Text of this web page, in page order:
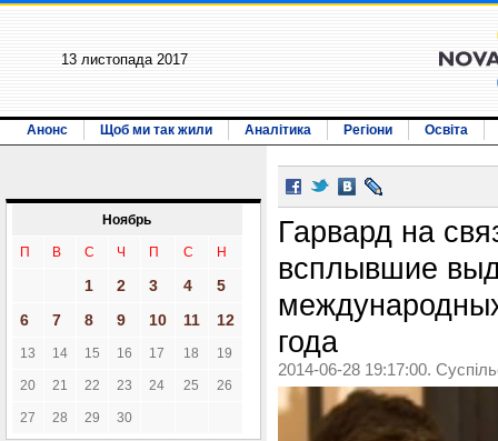
13 листопада 2017
Анонс Щоб ми так жили Аналітика Регіони Освіта
Ноябрь
П В С Ч П С Н
1 2 3 4
5
6
7 8 9 10 11 12
13 14 15 16 17 18 19
20 21 22 23 24 25 26
27 28 29 30
Гарвард на
всплывшие
года
2014-06-28 19:17:00.